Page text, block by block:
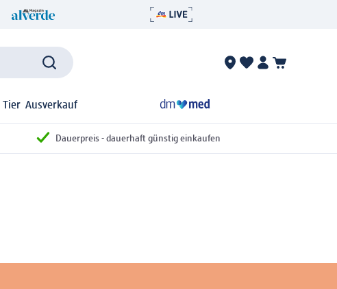
Tier Ausverkauf
Dauerpreis - dauerhaft günstig einkaufen